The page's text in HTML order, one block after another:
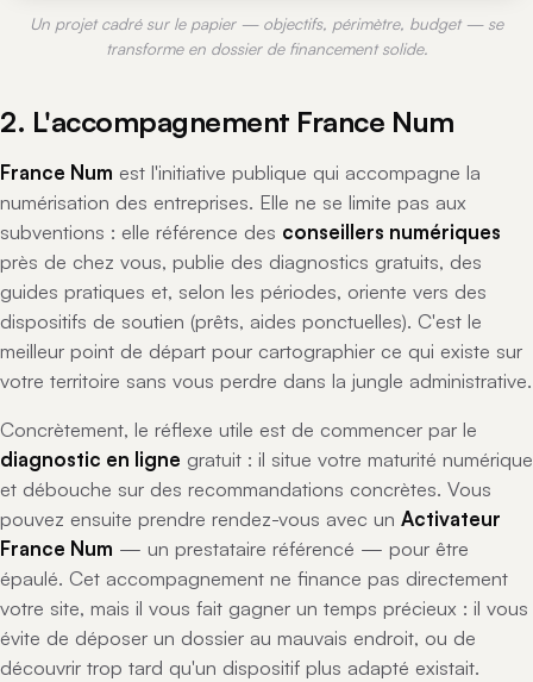
Un projet cadré sur le papier — objectifs, périmètre, budget — se
transforme en dossier de financement solide.
2. L'accompagnement France Num
France Num est l'initiative publique qui accompagne la
numérisation des entreprises. Elle ne se limite pas aux
subventions : elle référence des conseillers numériques
près de chez vous, publie des diagnostics gratuits, des
guides pratiques et, selon les périodes, oriente vers des
dispositifs de soutien (prêts, aides ponctuelles). C'est le
meilleur point de départ pour cartographier ce qui existe sur
votre territoire sans vous perdre dans la jungle administrative.
Concrètement, le réflexe utile est de commencer par le
diagnostic en ligne gratuit : il situe votre maturité numérique
et débouche sur des recommandations concrètes. Vous
pouvez ensuite prendre rendez-vous avec un Activateur
France Num — un prestataire référencé — pour être
épaulé. Cet accompagnement ne finance pas directement
votre site, mais il vous fait gagner un temps précieux : il vous
évite de déposer un dossier au mauvais endroit, ou de
découvrir trop tard qu'un dispositif plus adapté existait.